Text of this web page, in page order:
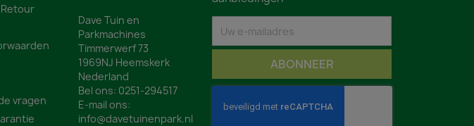
vragen
Dave Tuin en
Parkmachines
Timmerwerf 73
1969NJ Heemskerk
Nederland
Bel ons: 0251-294517
E-mail ons:
info@davetuinenpark.nl